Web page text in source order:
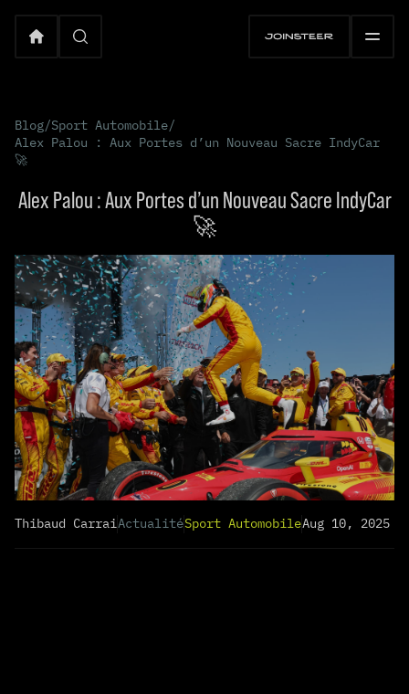
Blog/Sport Automobile/
Alex Palou : Aux Portes d’un Nouveau Sacre IndyCar
🚀
Alex Palou : Aux Portes d’un Nouveau Sacre IndyCar
🚀
Thibaud CarraiActualitéSport AutomobileAug 10, 2025